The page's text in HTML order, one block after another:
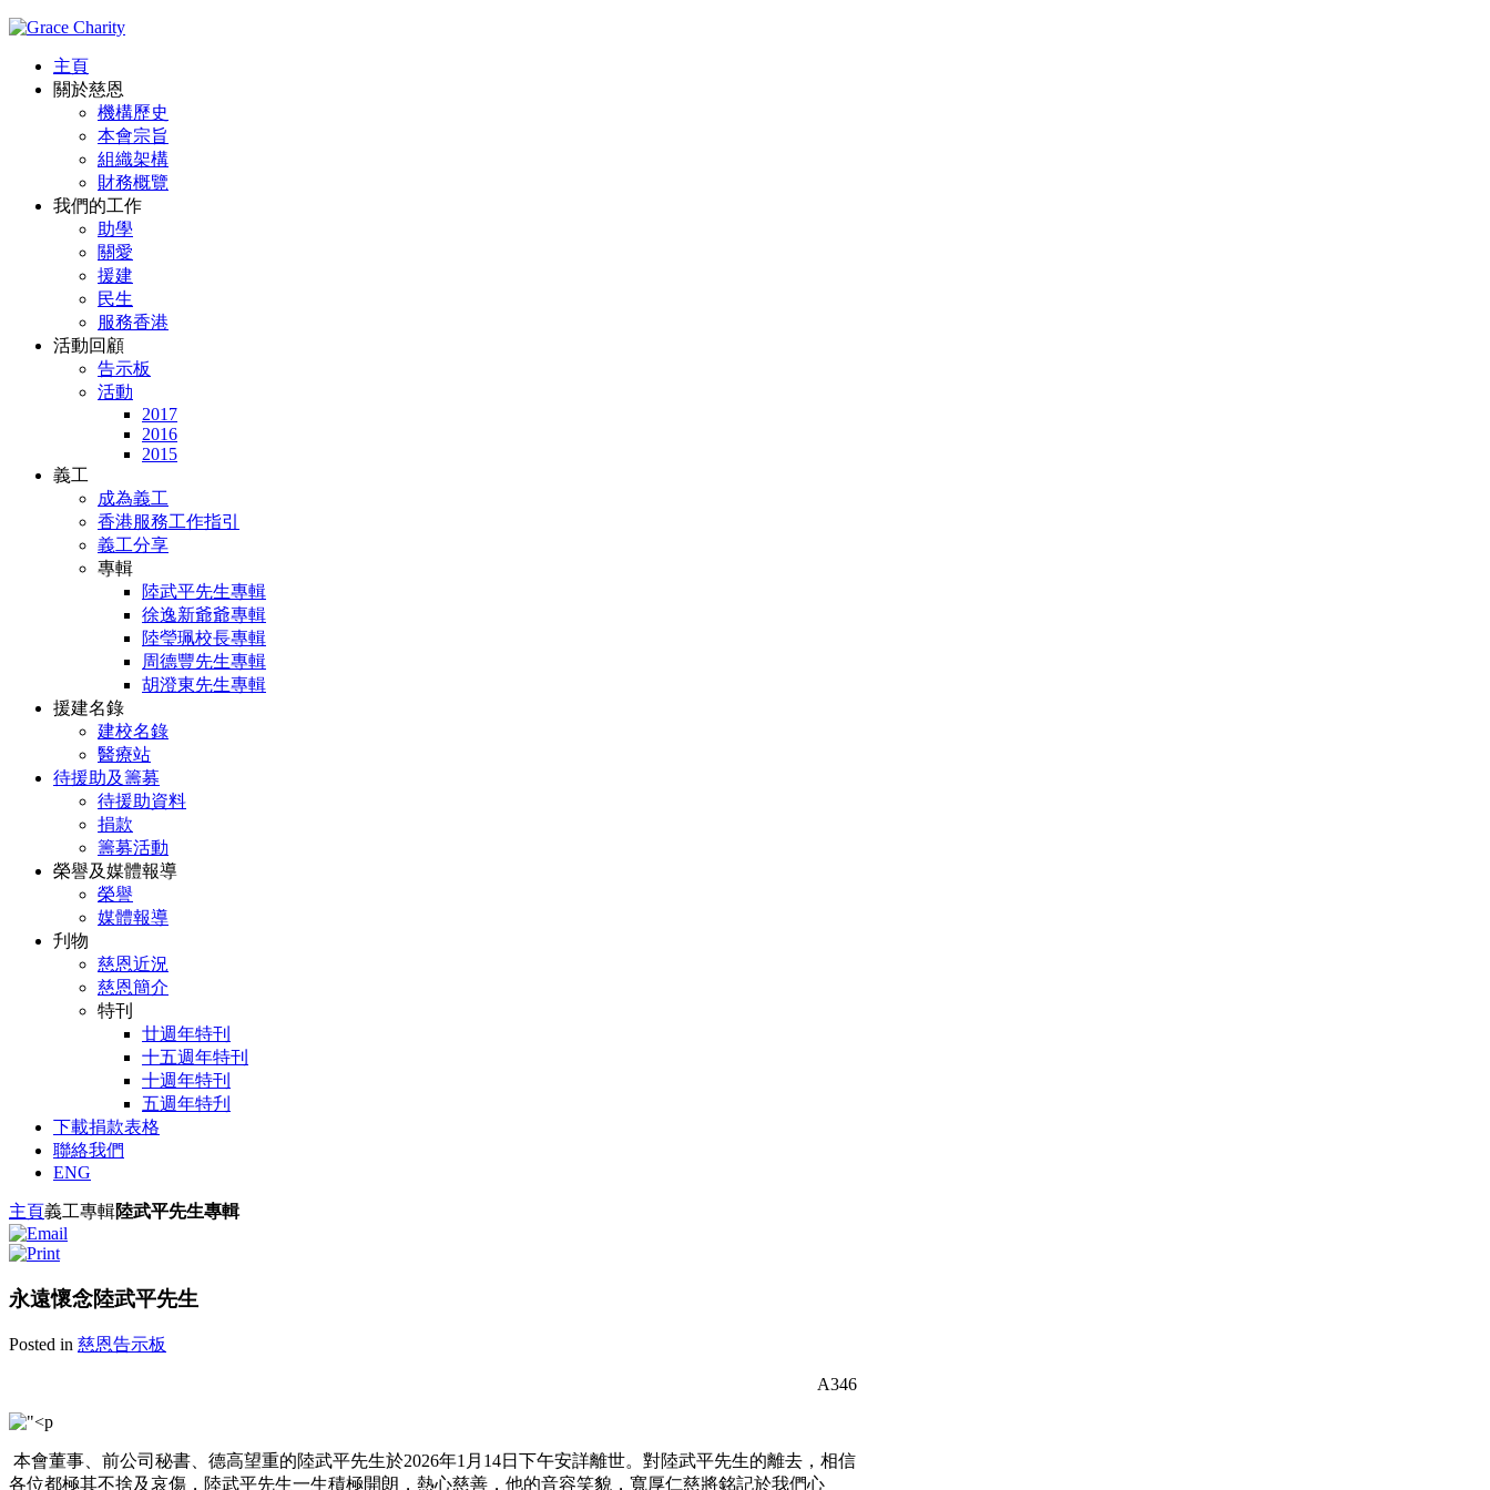
主頁
關於慈恩
機構歷史
本會宗旨
組織架構
財務概覽
我們的工作
助學
關愛
援建
民生
服務香港
活動回顧
告示板
活動
2017
2016
2015
義工
成為義工
香港服務工作指引
義工分享
專輯
陸武平先生專輯
徐逸新爺爺專輯
陸瑩珮校長專輯
周德豐先生專輯
胡澄東先生專輯
援建名錄
建校名錄
醫療站
待援助及籌募
待援助資料
捐款
籌募活動
榮譽及媒體報導
榮譽
媒體報導
刋物
慈恩近況
慈恩簡介
特刊
廿週年特刊
十五週年特刊
十週年特刊
五週年特刋
下載捐款表格
聯絡我們
ENG
主頁義工專輯陸武平先生專輯
永遠懷念陸武平先生
Posted in 慈恩告示板
A346
本會董事、前公司秘書、德高望重的陸武平先生於2026年1月14日下午安詳離世。對陸武平先生的離去，相信
各位都極其不捨及哀傷，陸武平先生一生積極開朗，熱心慈善，他的音容笑貌，寬厚仁慈將銘記於我們心